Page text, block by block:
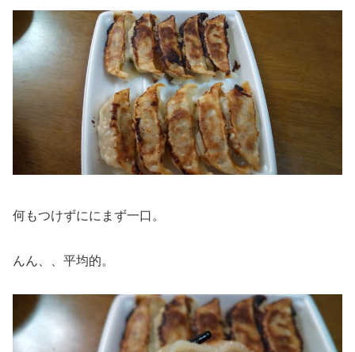
何もつけずににまず一口。
んん、、平均的。